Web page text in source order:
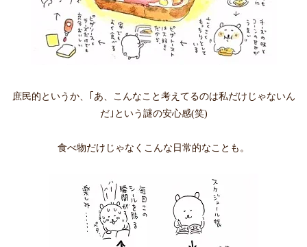
庶民的というか、｢あ、こんなこと考えてるのは私だけじゃないん
だ｣という謎の安心感(笑)
食べ物だけじゃなくこんな日常的なことも。